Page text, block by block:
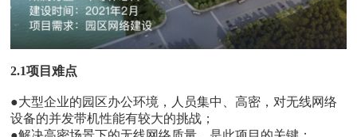
2.1项目难点
●大型企业的园区办公环境，人员集中、高密，对无线网络
设备的并发带机性能有较大的挑战；